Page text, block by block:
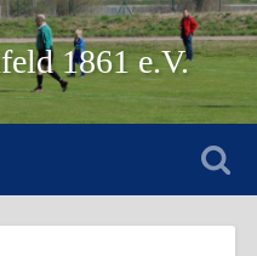
1861 e.V.